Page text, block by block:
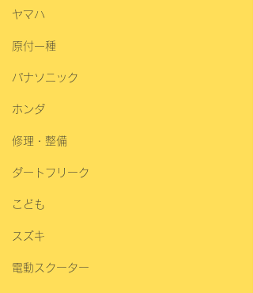
ヤマハ
原付一種
パナソニック
ホンダ
修理・整備
ダートフリーク
こども
スズキ
電動スクーター